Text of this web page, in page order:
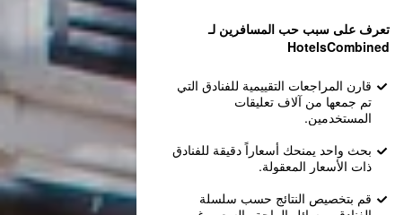
تعرف على سبب حب المسافرين لـ
HotelsCombined
قارن المراجعات التقييمية للفنادق التي
تم جمعها من آلاف تعليقات
المستخدمين.
بحث واحد يمنحك أسعاراً دقيقة للفنادق
ذات الأسعار المعقولة.
قم بتخصيص النتائج حسب سلسلة